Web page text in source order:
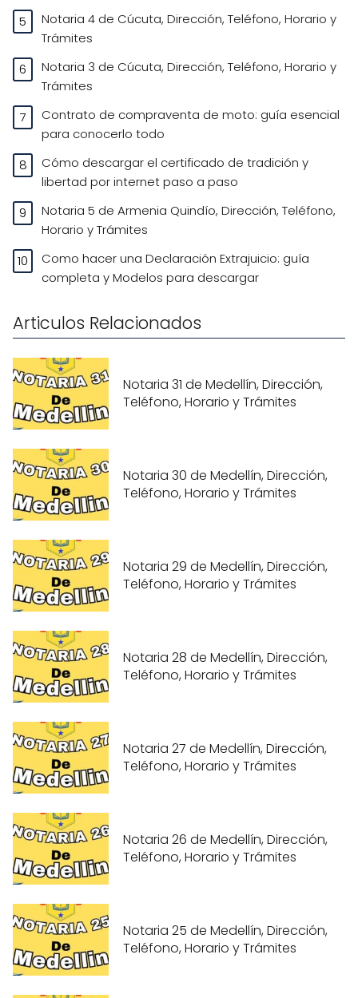
Notaria 4 de Cúcuta, Dirección, Teléfono, Horario y
Trámites
Notaria 3 de Cúcuta, Dirección, Teléfono, Horario y
Trámites
Contrato de compraventa de moto: guía esencial
para conocerlo todo
Cómo descargar el certificado de tradición y
libertad por internet paso a paso
Notaria 5 de Armenia Quindío, Dirección, Teléfono,
Horario y Trámites
Como hacer una Declaración Extrajuicio: guía
completa y Modelos para descargar
Articulos Relacionados
Notaria 31 de Medellín, Dirección,
Teléfono, Horario y Trámites
Notaria 30 de Medellín, Dirección,
Teléfono, Horario y Trámites
Notaria 29 de Medellín, Dirección,
Teléfono, Horario y Trámites
Notaria 28 de Medellín, Dirección,
Teléfono, Horario y Trámites
Notaria 27 de Medellín, Dirección,
Teléfono, Horario y Trámites
Notaria 26 de Medellín, Dirección,
Teléfono, Horario y Trámites
Notaria 25 de Medellín, Dirección,
Teléfono, Horario y Trámites